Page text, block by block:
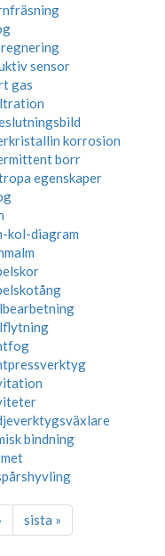
sensor
gas
korrosion
borr
egenskaper
kol-diagram
bindning
sista »